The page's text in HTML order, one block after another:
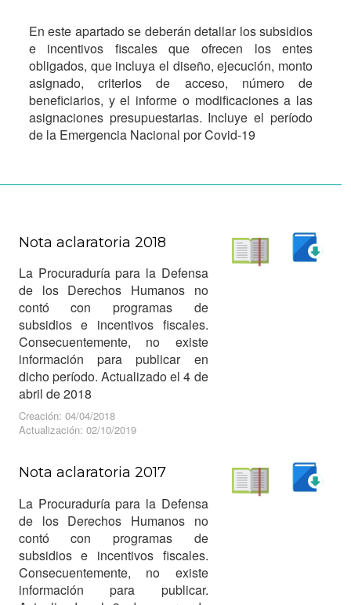
En este apartado se deberán detallar los subsidios
e incentivos fiscales que ofrecen los entes
obligados, que incluya el diseño, ejecución, monto
asignado, criterios de acceso, número de
beneficiarios, y el informe o modificaciones a las
asignaciones presupuestarias. Incluye el período
de la Emergencia Nacional por Covid-19
Nota aclaratoria 2018
La Procuraduría para la Defensa
de los Derechos Humanos no
contó con programas de
subsidios e incentivos fiscales.
Consecuentemente, no existe
información para publicar en
dicho período. Actualizado el 4 de
abril de 2018
Creación: 04/04/2018
Actualización: 02/10/2019
Nota aclaratoria 2017
La Procuraduría para la Defensa
de los Derechos Humanos no
contó con programas de
subsidios e incentivos fiscales.
Consecuentemente, no existe
información para publicar.